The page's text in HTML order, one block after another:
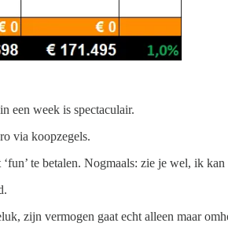
een week is spectaculair.
via koopzegels.
te betalen. Nogmaals: zie je wel, ik
zijn vermogen gaat echt alleen maar